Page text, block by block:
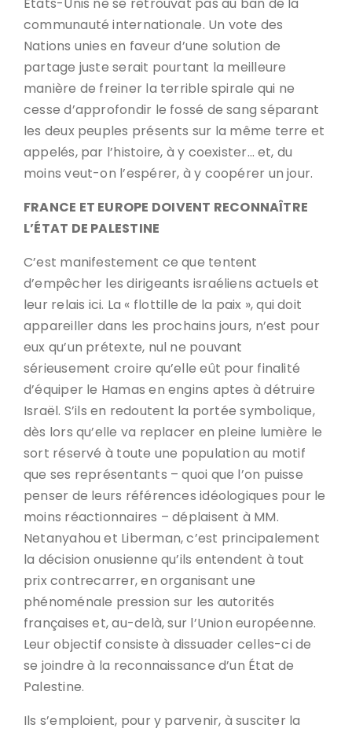
communauté internationale. Un vote des
Nations unies en faveur d’une solution de
partage juste serait pourtant la meilleure
manière de freiner la terrible spirale qui ne
cesse d’approfondir le fossé de sang séparant
les deux peuples présents sur la même terre et
appelés, par l’histoire, à y coexister… et, du
moins veut-on l’espérer, à y coopérer un jour.
FRANCE ET EUROPE DOIVENT RECONNAÎTRE
L’ÉTAT DE PALESTINE
C’est manifestement ce que tentent
d’empêcher les dirigeants israéliens actuels et
leur relais ici. La « flottille de la paix », qui doit
appareiller dans les prochains jours, n’est pour
eux qu’un prétexte, nul ne pouvant
sérieusement croire qu’elle eût pour finalité
d’équiper le Hamas en engins aptes à détruire
Israël. S’ils en redoutent la portée symbolique,
dès lors qu’elle va replacer en pleine lumière le
sort réservé à toute une population au motif
que ses représentants – quoi que l’on puisse
penser de leurs références idéologiques pour le
moins réactionnaires – déplaisent à MM.
Netanyahou et Liberman, c’est principalement
la décision onusienne qu’ils entendent à tout
prix contrecarrer, en organisant une
phénoménale pression sur les autorités
françaises et, au-delà, sur l’Union européenne.
Leur objectif consiste à dissuader celles-ci de
se joindre à la reconnaissance d’un État de
Palestine.
Ils s’emploient, pour y parvenir, à susciter la